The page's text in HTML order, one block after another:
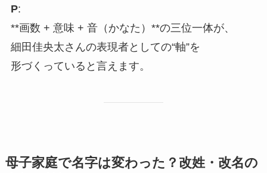
P:
**画数 + 意味 + 音（かなた）**の三位一体が、
細田佳央太さんの表現者としての“軸”を
形づくっていると言えます。
母子家庭で名字は変わった？改姓・改名の